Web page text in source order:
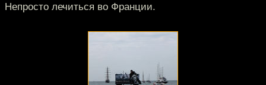
Непросто лечиться во Франции.